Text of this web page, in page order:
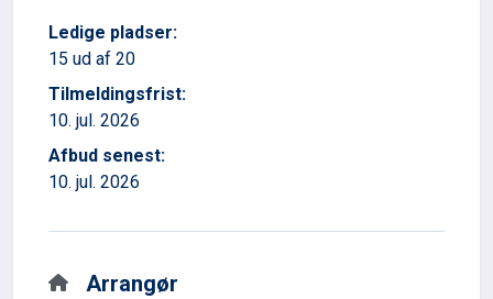
Ledige pladser:
15 ud af 20
Tilmeldingsfrist:
10. jul. 2026
Afbud senest:
10. jul. 2026
Arrangør